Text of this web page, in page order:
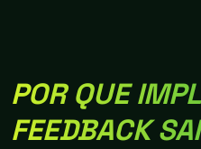
POR QUE
FEEDBACK